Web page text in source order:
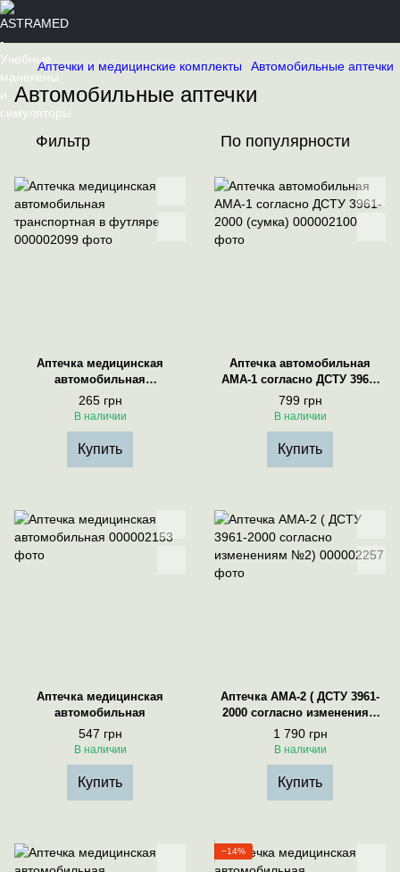
Аптечки и медицинские комплекты Автомобильные аптечки
Автомобильные аптечки
Фильтр По популярности
Аптечка медицинская
автомобильная
транспортная в футляре
265 грн
В наличии
Купить
Аптечка автомобильная
АМА-1 согласно ДСТУ 3961-
2000 (сумка)
799 грн
В наличии
Купить
Аптечка медицинская
автомобильная
547 грн
В наличии
Купить
Аптечка АМА-2 ( ДСТУ 3961-
2000 согласно изменениям
№2)
1 790 грн
В наличии
Купить
−14%